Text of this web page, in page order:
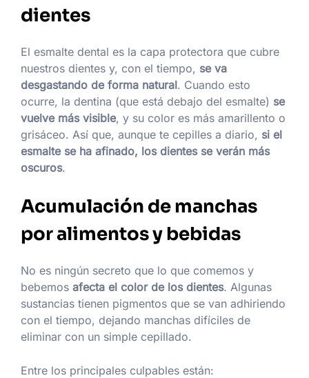
dientes
El esmalte dental es la capa protectora que cubre
nuestros dientes y, con el tiempo, se va
desgastando de forma natural. Cuando esto
ocurre, la dentina (que está debajo del esmalte) se
vuelve más visible, y su color es más amarillento o
grisáceo. Así que, aunque te cepilles a diario, si el
esmalte se ha afinado, los dientes se verán más
oscuros.
Acumulación de manchas
por alimentos y bebidas
No es ningún secreto que lo que comemos y
bebemos afecta el color de los dientes. Algunas
sustancias tienen pigmentos que se van adhiriendo
con el tiempo, dejando manchas difíciles de
eliminar con un simple cepillado.
Entre los principales culpables están: